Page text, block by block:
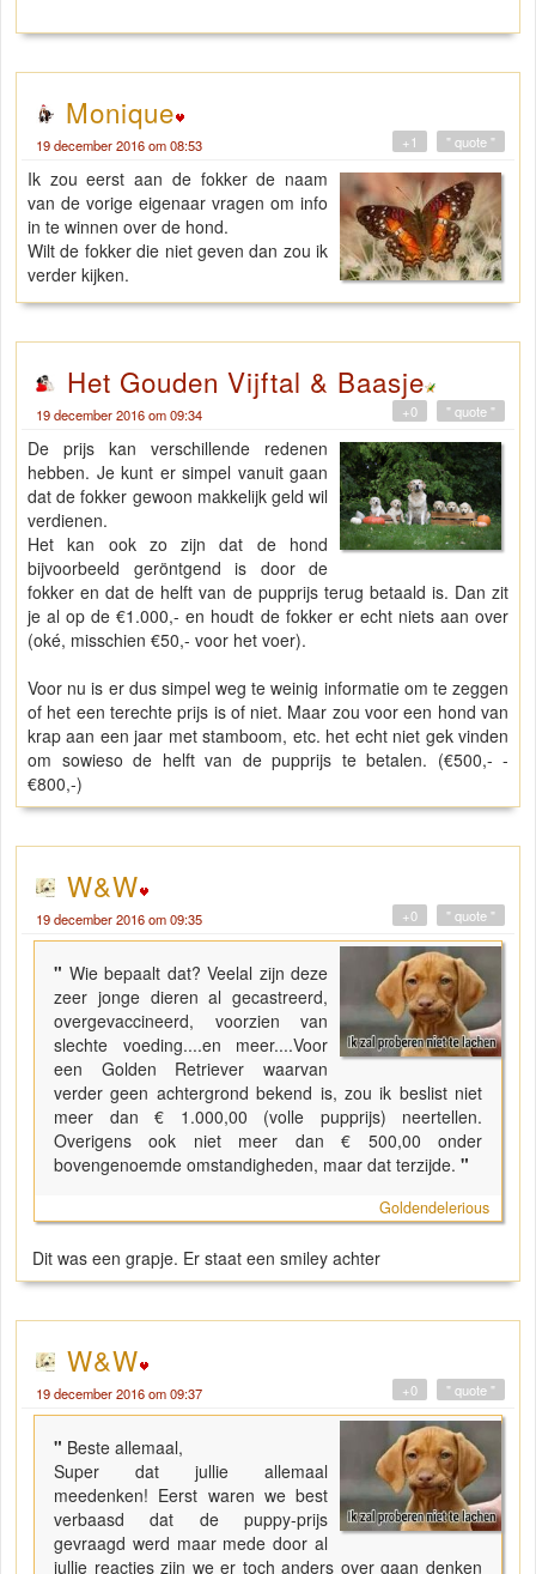
Monique
19 december 2016 om 08:53 " quote "
+1
Ik zou eerst aan de fokker de naam
van de vorige eigenaar vragen om info
in te winnen over de hond.
Wilt de fokker die niet geven dan zou ik
verder kijken.
Het Gouden Vijftal & Baasje
19 december 2016 om 09:34 " quote "
+0
De prijs kan verschillende redenen
hebben. Je kunt er simpel vanuit gaan
dat de fokker gewoon makkelijk geld wil
verdienen.
Het kan ook zo zijn dat de hond
bijvoorbeeld geröntgend is door de
fokker en dat de helft van de pupprijs terug betaald is. Dan zit
je al op de €1.000,- en houdt de fokker er echt niets aan over
(oké, misschien €50,- voor het voer).
Voor nu is er dus simpel weg te weinig informatie om te zeggen
of het een terechte prijs is of niet. Maar zou voor een hond van
krap aan een jaar met stamboom, etc. het echt niet gek vinden
om sowieso de helft van de pupprijs te betalen. (€500,- -
€800,-)
W&W
19 december 2016 om 09:35 " quote "
+0
" Wie bepaalt dat? Veelal zijn deze
zeer jonge dieren al gecastreerd,
overgevaccineerd, voorzien van
slechte voeding....en meer....Voor
een Golden Retriever waarvan
verder geen achtergrond bekend is, zou ik beslist niet
meer dan € 1.000,00 (volle pupprijs) neertellen.
Overigens ook niet meer dan € 500,00 onder
bovengenoemde omstandigheden, maar dat terzijde. "
Goldendelerious
Dit was een grapje. Er staat een smiley achter
W&W
19 december 2016 om 09:37 " quote "
+0
" Beste allemaal,
Super dat jullie allemaal
meedenken! Eerst waren we best
verbaasd dat de puppy-prijs
gevraagd werd maar mede door al
jullie reacties zijn we er toch anders over gaan denken